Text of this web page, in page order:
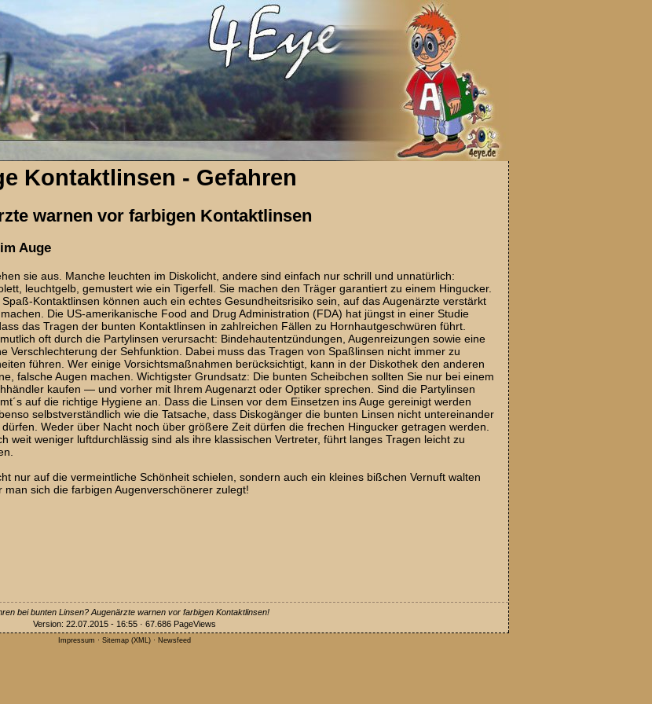
Kontaktlinsen - Gefahren
warnen vor farbigen Kontaktlinsen
Auge
sie aus. Manche leuchten im Diskolicht, andere sind einfach nur schrill und unnatürlich:
leuchtgelb, gemustert wie ein Tigerfell. Sie machen den Träger garantiert zu einem Hingucker.
Kontaktlinsen können auch ein echtes Gesundheitsrisiko sein, auf das Augenärzte verstärkt
Die US-amerikanische Food and Drug Administration (FDA) hat jüngst in einer Studie
das Tragen der bunten Kontaktlinsen in zahlreichen Fällen zu Hornhautgeschwüren führt.
oft durch die Partylinsen verursacht: Bindehautentzündungen, Augenreizungen sowie eine
Verschlechterung der Sehfunktion. Dabei muss das Tragen von Spaßlinsen nicht immer zu
führen. Wer einige Vorsichtsmaßnahmen berücksichtigt, kann in der Diskothek den anderen
falsche Augen machen. Wichtigster Grundsatz: Die bunten Scheibchen sollten Sie nur bei einem
kaufen — und vorher mit Ihrem Augenarzt oder Optiker sprechen. Sind die Partylinsen
auf die richtige Hygiene an. Dass die Linsen vor dem Einsetzen ins Auge gereinigt werden
selbstverständlich wie die Tatsache, dass Diskogänger die bunten Linsen nicht untereinander
Weder über Nacht noch über größere Zeit dürfen die frechen Hingucker getragen werden.
weit weniger luftdurchlässig sind als ihre klassischen Vertreter, führt langes Tragen leicht zu
nur auf die vermeintliche Schönheit schielen, sondern auch ein kleines bißchen Vernuft walten
man sich die farbigen Augenverschönerer zulegt!
bei bunten Linsen? Augenärzte warnen vor farbigen Kontaktlinsen!
Version: 22.07.2015 - 16:55 · 67.686 PageViews
Impressum · Sitemap(XML) · Newsfeed